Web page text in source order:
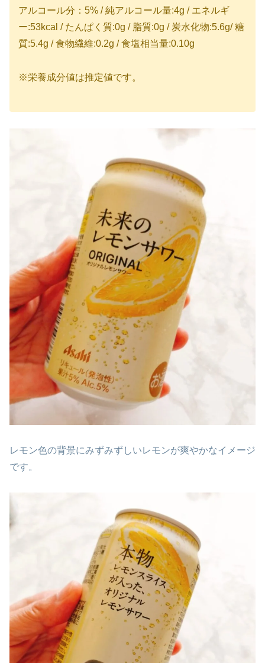
アルコール分：5% / 純アルコール量:4g / エネルギ
ー:53kcal / たんぱく質:0g / 脂質:0g / 炭水化物:5.6g/ 糖
質:5.4g / 食物繊維:0.2g / 食塩相当量:0.10g
※栄養成分値は推定値です。
レモン色の背景にみずみずしいレモンが爽やかなイメージ
です。